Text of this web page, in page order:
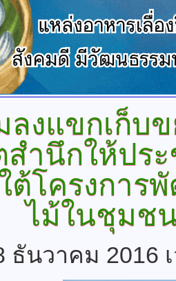
ลงแขกเก็บ
สำนึกให้ปร
ต้โครงการ
ไม้ในชุมช
ธันวาคม 2016